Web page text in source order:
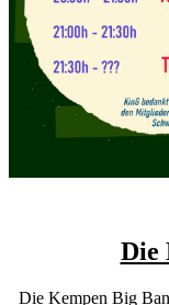
Die
Die Kempen Big